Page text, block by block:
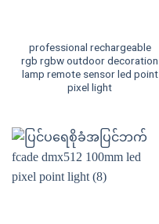
professional rechargeable
rgb rgbw outdoor decoration
lamp remote sensor led point
pixel light